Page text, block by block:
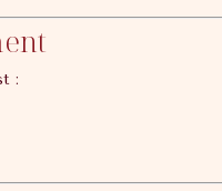
: